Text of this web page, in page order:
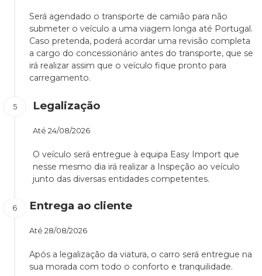
Será agendado o transporte de camião para não
submeter o veículo a uma viagem longa até Portugal.
Caso pretenda, poderá acordar uma revisão completa
a cargo do concessionário antes do transporte, que se
irá realizar assim que o veículo fique pronto para
carregamento.
Legalização
Até 24/08/2026
O veículo será entregue à equipa Easy Import que
nesse mesmo dia irá realizar a Inspeção ao veículo
junto das diversas entidades competentes.
Entrega ao cliente
Até 28/08/2026
Após a legalização da viatura, o carro será entregue na
sua morada com todo o conforto e tranquilidade.